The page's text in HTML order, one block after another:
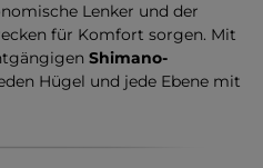
Lenker und der
für Komfort sorgen. Mit
Shimano-
Hügel und jede Ebene mit